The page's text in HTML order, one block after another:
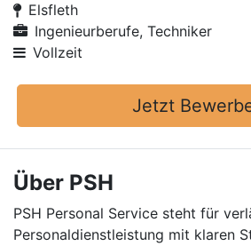
Elsfleth
Ingenieurberufe, Techniker
Vollzeit
Jetzt
Über PSH
PSH Personal Service steht für
Personaldienstleistung mit klaren